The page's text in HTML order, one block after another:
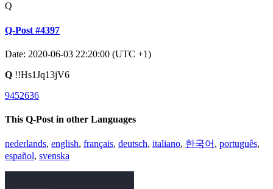
Q
Q-Post #4397
Date: 2020-06-03 22:20:00 (UTC +1)
Q !!Hs1Jq13jV6
9452636
This Q-Post in other Languages
nederlands, english, français, deutsch, italiano, 한국어 , português,
español, svenska